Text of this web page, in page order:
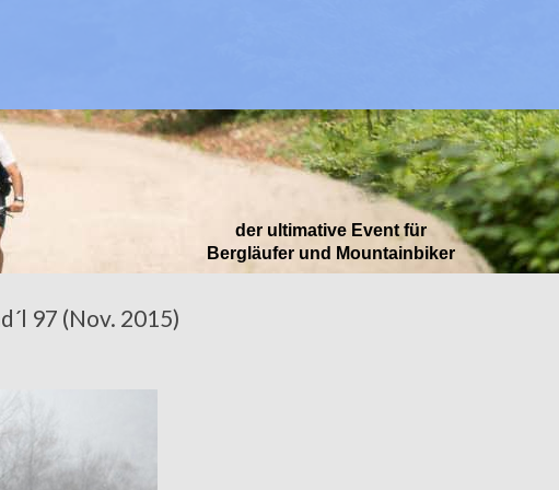
der ultimative Event für
Bergläufer und Mountainbiker
97 (Nov. 2015)